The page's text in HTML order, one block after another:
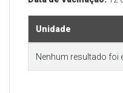
Unidade
Nenhum resultado foi